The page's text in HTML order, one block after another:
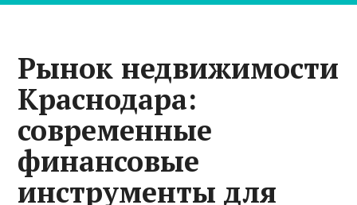
Рынок недвижимости
Краснодара:
современные
финансовые
инструменты для